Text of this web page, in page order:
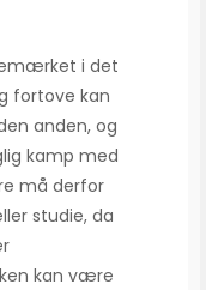
i det
fortove kan
anden, og
kamp med
må derfor
studie, da
kan være